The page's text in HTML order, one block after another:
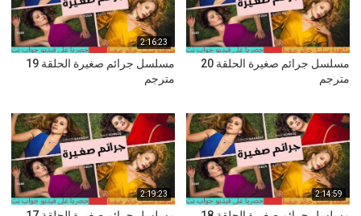
مسلسل جرائم صغيرة الحلقة 20
مترجم
2:16:23
مسلسل جرائم صغيرة الحلقة 19
مترجم
2:14:59
2:19:23